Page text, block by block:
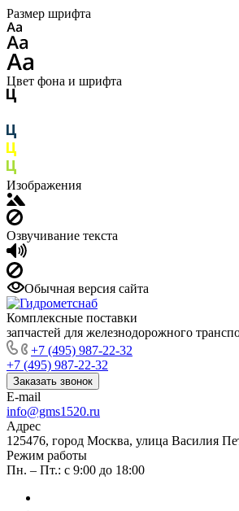
Размер шрифта
Цвет фона и шрифта
Изображения
Озвучивание текста
Обычная версия сайта
Комплексные поставки
запчастей для железнодорожного
+7 (495) 987-22-32
+7 (495) 987-22-32
Заказать звонок
E-mail
info@gms1520.ru
Адрес
125476, город Москва, улица Василия
Режим работы
Пн. – Пт.: с 9:00 до 18:00